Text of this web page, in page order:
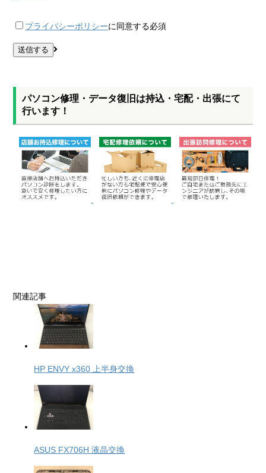
プライバシーポリシーに同意する必須
パソコン修理・データ復旧は持込・宅配・出張にて
行います！
関連記事
HP ENVY x360 上半身交換
ASUS FX706H 液晶交換